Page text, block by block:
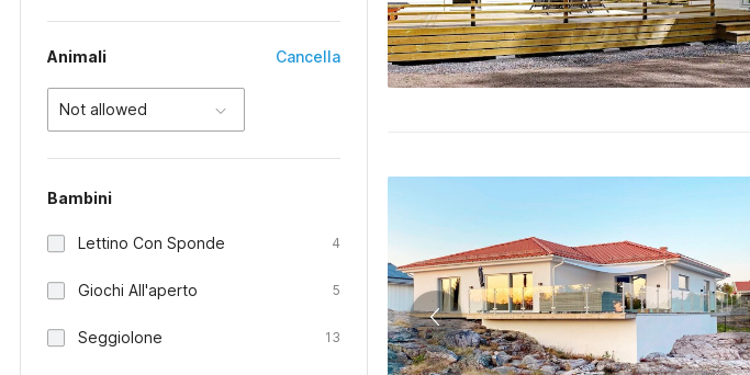
Animali Cancella
Not allowed
Bambini
Lettino Con Sponde 4
Giochi All'aperto 5
Seggiolone 13